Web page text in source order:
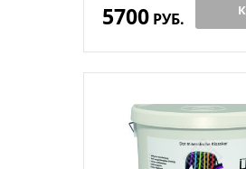
5700РУБ.